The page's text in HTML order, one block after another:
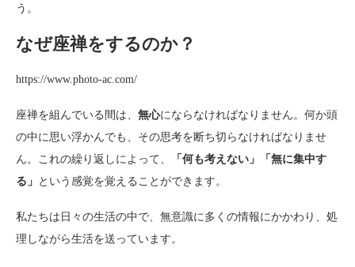
う。
なぜ座禅をするのか？
https://www.photo-ac.com/
座禅を組んでいる間は、 無心にならなければなりません。何か頭
の中に思い浮かんでも、その思考を断ち切らなければなりませ
ん。これの繰り返しによって、
「何も考えない」「無に集中す
る」 という感覚を覚えることができます。
私たちは日々の生活の中で、無意識に多くの情報にかかわり、処
理しながら生活を送っています。